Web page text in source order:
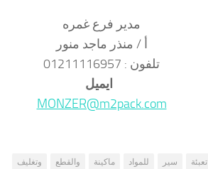
مدير فرع غمره
أ / منذر ماجد منور
تلفون : 01211116957
ايميل
MONZER@m2pack.com
تعبئة سير للمواد ماكينة والقطع وتغليف